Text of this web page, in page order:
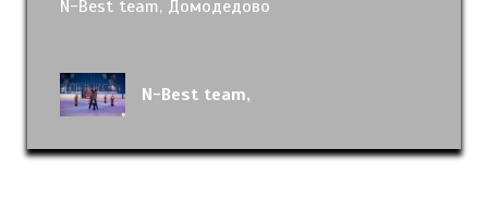
N-Best team, Домодедово
N-Best team,